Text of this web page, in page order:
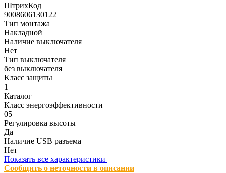
ШтрихКод
9008606130122
Тип монтажа
Накладной
Наличие выключателя
Нет
Тип выключателя
без выключателя
Класс защиты
1
Каталог
Класс энергоэффективности
05
Регулировка высоты
Да
Наличие USB разъема
Нет
Показать все характеристики
Сообщить о неточности в описании